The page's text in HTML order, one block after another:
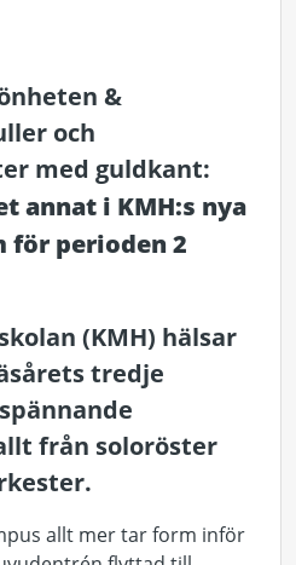
&
och
med guldkant:
annat i KMH:s nya
för perioden 2
(KMH) hälsar
tredje
från soloröster
allt mer tar form inför